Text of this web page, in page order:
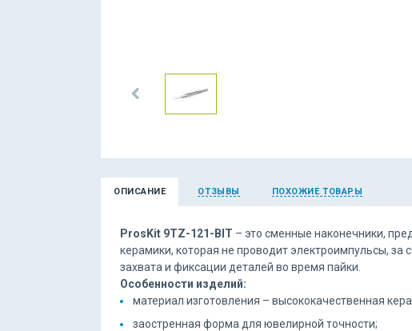
ОПИСАНИЕ ОТЗЫВЫ ПОХОЖИЕ ТОВАРЫ
ProsKit 9TZ-121-BIT – это сменные наконечники,
керамики, которая не проводит электроимпульсы,
захвата и фиксации деталей во время пайки.
Особенности изделий:
материал изготовления – высококачественная
заостренная форма для ювелирной точности;